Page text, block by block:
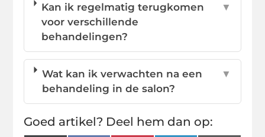
Kan ik regelmatig terugkomen
voor verschillende
behandelingen?
▼
Wat kan ik verwachten na een
behandeling in de salon?
▼
Goed artikel? Deel hem dan op: